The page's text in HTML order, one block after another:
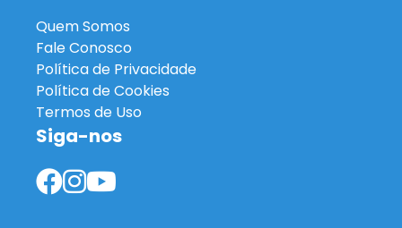
Quem Somos
Fale Conosco
Política de Privacidade
Política de Cookies
Termos de Uso
Siga-nos